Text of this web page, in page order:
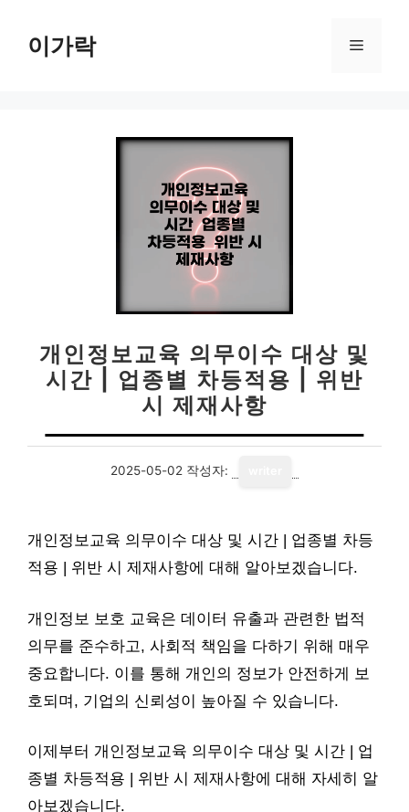
이가락 메
개인정보교육 의무이수 대상 및
시간 | 업종별 차등적용 | 위반
시 제재사항
2025-05-02 작성자:
개인정보교육 의무이수 대상 및 시간 | 업종별 차등
적용 | 위반 시 제재사항에 대해 알아보겠습니다.
개인정보 보호 교육은 데이터 유출과 관련한 법적
의무를 준수하고, 사회적 책임을 다하기 위해 매우
중요합니다. 이를 통해 개인의 정보가 안전하게 보
호되며, 기업의 신뢰성이 높아질 수 있습니다.
이제부터 개인정보교육 의무이수 대상 및 시간 | 업
종별 차등적용 | 위반 시 제재사항에 대해 자세히 알
아보겠습니다.